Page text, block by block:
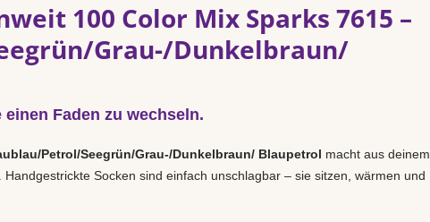
100 Color Mix Sparks 7615 –
Grau-/Dunkelbraun/
Faden zu wechseln.
Petrol/Seegrün/Grau-/Dunkelbraun/ Blaupetrol macht aus deinem
Socken sind einfach unschlagbar – sie sitzen, wärmen und